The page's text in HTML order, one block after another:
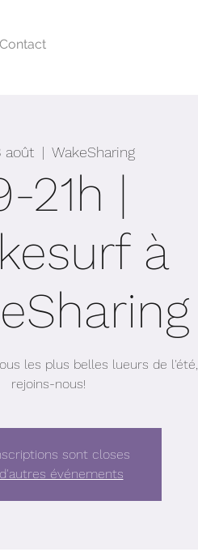
Contact
août
  |
WakeSharing
21h |
à
les plus belles lueurs de l'été,
rejoins-nous!
sont closes
événements